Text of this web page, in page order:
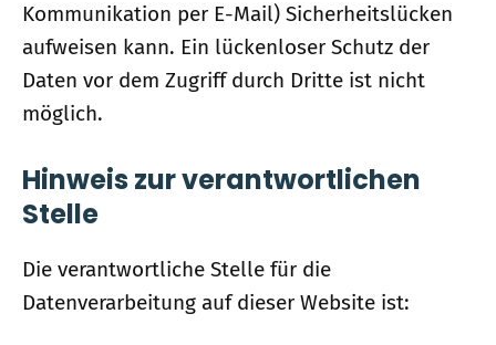
Kommunikation per E-Mail) Sicherheitslücken
aufweisen kann. Ein lückenloser Schutz der
Daten vor dem Zugriff durch Dritte ist nicht
möglich.
Hinweis zur verantwortlichen
Stelle
Die verantwortliche Stelle für die
Datenverarbeitung auf dieser Website ist: